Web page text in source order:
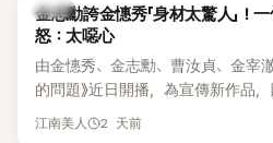
目，她經營的 YouTube 頻道也即
受網友喜愛，再度迎來事業第二春。
韓星
金志勳誇金憓秀「身材太驚人」
怒：太噁心
由金憓秀、金志勳、曹汝貞、金宰
的問題》近日開播，為宣傳新作品
節目，不料訪談中的一段發言卻意
江南美人 2 天前